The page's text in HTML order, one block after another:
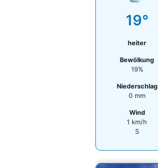
19°
heiter
Bewölkung
19%
Niederschlag
0 mm
Wind
1 km/h
S